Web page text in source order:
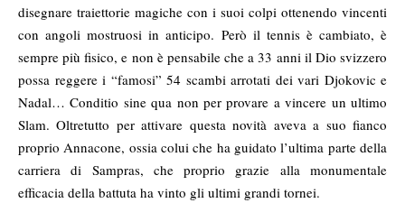
disegnare traiettorie magiche con i suoi colpi ottenendo vincenti
con angoli mostruosi in anticipo. Però il tennis è cambiato, è
sempre più fisico, e non è pensabile che a 33 anni il Dio svizzero
possa reggere i “famosi” 54 scambi arrotati dei vari Djokovic e
Nadal… Conditio sine qua non per provare a vincere un ultimo
Slam. Oltretutto per attivare questa novità aveva a suo fianco
proprio Annacone, ossia colui che ha guidato l’ultima parte della
carriera di Sampras, che proprio grazie alla monumentale
efficacia della battuta ha vinto gli ultimi grandi tornei.